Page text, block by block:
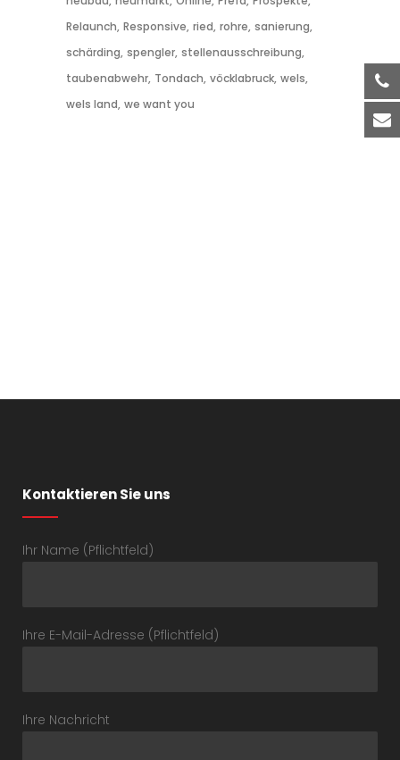
Relaunch Responsive ried rohre sanierung
schärding spengler stellenausschreibung
taubenabwehr Tondach vöcklabruck wels
wels land we want you
Kontaktieren Sie uns
Ihr Name (Pflichtfeld)
Ihre E-Mail-Adresse (Pflichtfeld)
Ihre Nachricht